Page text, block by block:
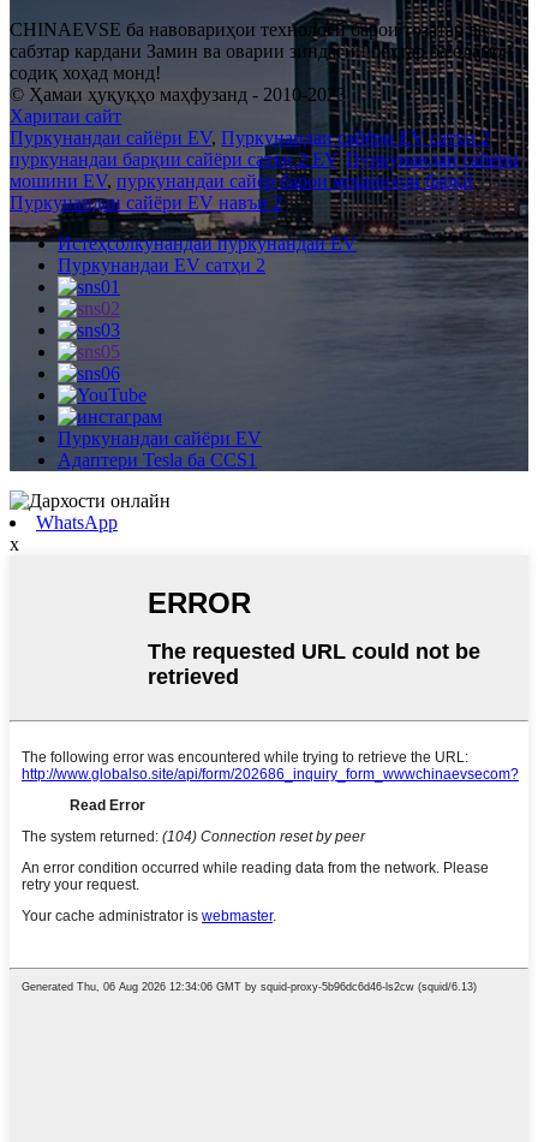
CHINAEVSE ба навовариҳои технологӣ барои тозатар ва
сабзтар кардани Замин ва оварии зиндагии беҳтар ба одамон
содиқ хоҳад монд!
© Ҳамаи ҳуқуқҳо маҳфузанд - 2010-2023
Харитаи сайт
Пуркунандаи сайёри EV, Пуркунандаи сайёри EV сатҳи 2,
пуркунандаи барқии сайёри сатҳи 2 EV,Пуркунандаи сайёри
мошини EV, пуркунандаи сайёр барои мошинҳои барқӣ,
Пуркунандаи сайёри EV навъи 2,
Истеҳсолкунандаи пуркунандаи EV
Пуркунандаи EV сатҳи 2
Пуркунандаи сайёри EV
Адаптери Tesla ба CCS1
WhatsApp
x